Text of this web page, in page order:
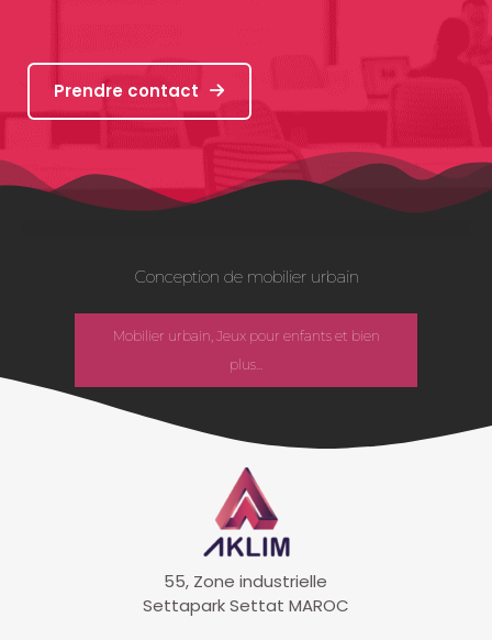
Prendre contact
Conception de mobilier urbain
Mobilier urbain, Jeux pour enfants et bien
plus...
55, Zone industrielle
Settapark Settat MAROC